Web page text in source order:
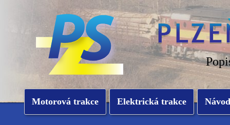
Motorová trakce Elektrická trakce